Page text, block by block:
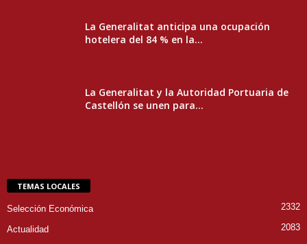
La Generalitat anticipa una ocupación
hotelera del 84 % en la...
La Generalitat y la Autoridad Portuaria de
Castellón se unen para...
TEMAS LOCALES
Selección Económica 2332
Actualidad
2083